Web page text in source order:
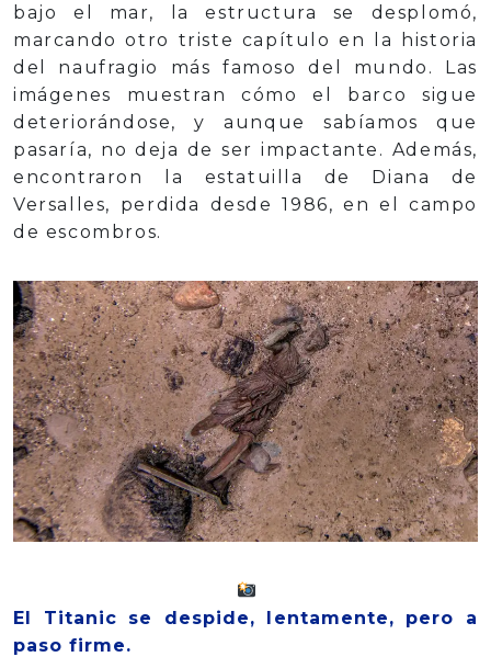
bajo el mar, la estructura se desplomó,
marcando otro triste capítulo en la historia
del naufragio más famoso del mundo. Las
imágenes muestran cómo el barco sigue
deteriorándose, y aunque sabíamos que
pasaría, no deja de ser impactante. Además,
encontraron la estatuilla de Diana de
Versalles, perdida desde 1986, en el campo
de escombros.
El Titanic se despide, lentamente, pero a
paso firme.